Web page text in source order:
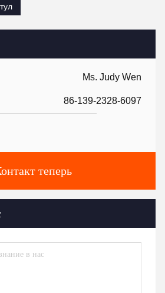
Ms. Judy Wen
86-139-2328-6097
теперь